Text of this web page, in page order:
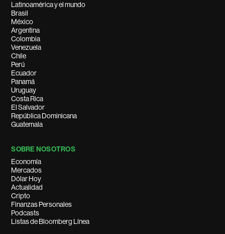
Latinoamérica y el mundo
Brasil
México
Argentina
Colombia
Venezuela
Chile
Perú
Ecuador
Panamá
Uruguay
Costa Rica
El Salvador
República Dominicana
Guatemala
SOBRE NOSOTROS
Economía
Mercados
Dólar Hoy
Actualidad
Cripto
Finanzas Personales
Podcasts
Listas de Bloomberg Línea